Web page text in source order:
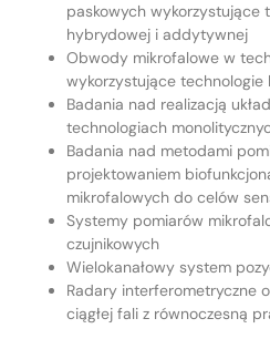
paskowych wykorzystujące
hybrydowej i addytywnej
Obwody mikrofalowe w
wykorzystujące
Badania nad realizacją
technologiach
Badania nad metodami
projektowaniem
mikrofalowych do celów
Systemy pomiarów
czujnikowych
Wielokanałowy system
Radary interferometryczne
ciągłej fali z równoczesną